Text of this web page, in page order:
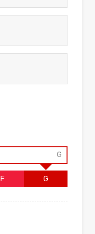
G
F G